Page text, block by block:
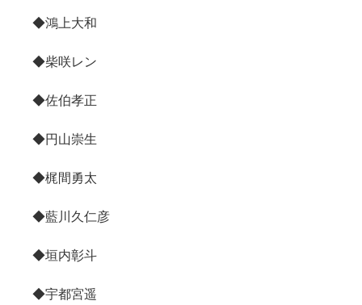
◆鴻上大和
◆柴咲レン
◆佐伯孝正
◆円山崇生
◆梶間勇太
◆藍川久仁彦
◆垣内彰斗
◆宇都宮遥